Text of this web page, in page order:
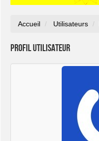
Accueil Utilisateurs
Profil utilisateur